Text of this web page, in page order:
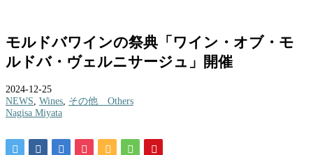
モルドバワインの祭典「ワイン・オブ・モ
ルドバ・ヴェルニサージュ」開催
2024-12-25
NEWS Wines その他 Others
Nagisa Miyata